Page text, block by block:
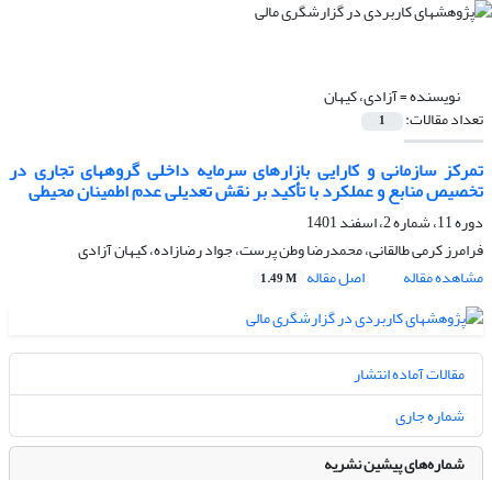
نویسنده =آزادی، کیهان
تعداد مقالات: 1
تمرکز سازمانی و کارایی بازارهای سرمایه داخلی گروه‎های تجاری در
تخصیص منابع و عملکرد با تأکید بر نقش تعدیلی عدم اطمینان محیطی
دوره 11، شماره 2، اسفند 1401
فرامرز کرمی طالقانی، محمدرضا وطن پرست، جواد رضازاده، کیهان آزادی
مشاهده مقاله
اصل مقاله 1.49 M
مقالات آماده انتشار
شماره جاری
شماره‌های پیشین نشریه